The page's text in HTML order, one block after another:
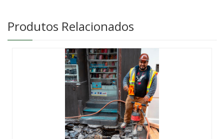
Produtos Relacionados